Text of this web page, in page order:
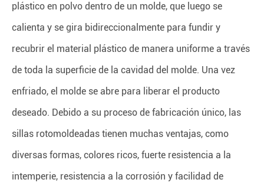
plástico en polvo dentro de un molde, que luego se
calienta y se gira bidireccionalmente para fundir y
recubrir el material plástico de manera uniforme a través
de toda la superficie de la cavidad del molde. Una vez
enfriado, el molde se abre para liberar el producto
deseado. Debido a su proceso de fabricación único, las
sillas rotomoldeadas tienen muchas ventajas, como
diversas formas, colores ricos, fuerte resistencia a la
intemperie, resistencia a la corrosión y facilidad de